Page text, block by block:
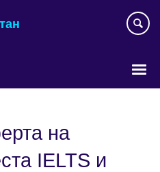
на
IELTS и